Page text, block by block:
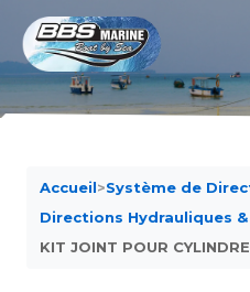
Accueil>Système de
Directions Hydrauliques
KIT JOINT POUR